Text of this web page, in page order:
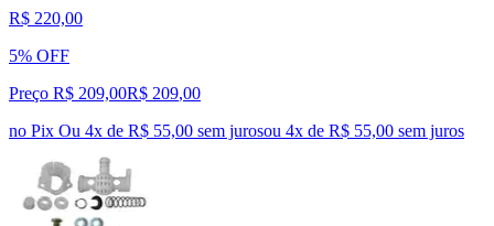
R$ 220,00
5% OFF
Preço R$ 209,00R$ 209,00
no Pix Ou 4x de R$ 55,00 sem jurosou 4x de R$ 55,00 sem juros